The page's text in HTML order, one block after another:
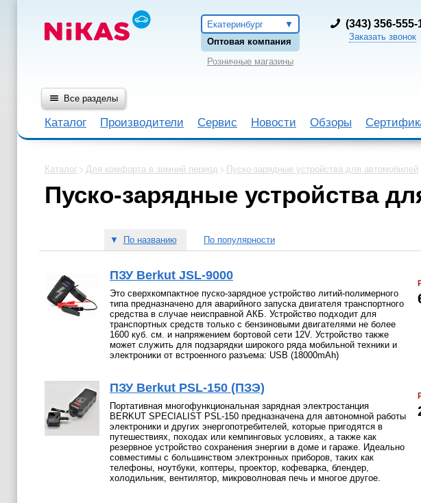
Екатеринбург
Оптовая компания
Розничные магазины
(343) 356-555-
Заказать звонок
Все разделы
Каталог Производители Сервис Новости Обзоры
Каталог Для комфорта в зимний период Пуско-зарядные устройства для автомобилей
Пуско-зарядные устройства
▼ По названию По популярности
ПЗУ Berkut JSL-9000
Это сверхкомпактное пуско-зарядное устройство литий-полимерного
типа предназначено для аварийного запуска двигателя транспортного
средства в случае неисправной АКБ. Устройство подходит для
транспортных средств только с бензиновыми двигателями не более
1600 куб. см. и напряжением бортовой сети 12V. Устройство также
может служить для подзарядки широкого ряда мобильной техники и
электроники от встроенного разъема: USB (18000mАh)
ПЗУ Berkut PSL-150 (ПЗЭ)
Портативная многофункциональная зарядная электростанция
BERKUT SPECIALIST PSL-150 предназначена для автономной работы
электроники и других энергопотребителей, которые пригодятся в
путешествиях, походах или кемпинговых условиях, а также как
резервное устройство сохранения энергии в доме и гараже. Идеально
совместимы с большинством электронных приборов, таких как
телефоны, ноутбуки, коптеры, проектор, кофеварка, блендер,
холодильник, вентилятор, микроволновая печь и многое другое.